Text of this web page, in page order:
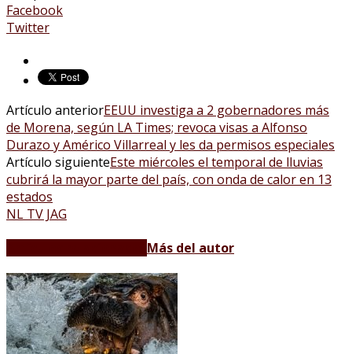
Facebook
Twitter
Artículo anteriorEEUU investiga a 2 gobernadores más
de Morena, según LA Times; revoca visas a Alfonso
Durazo y Américo Villarreal y les da permisos especiales
Artículo siguienteEste miércoles el temporal de lluvias
cubrirá la mayor parte del país, con onda de calor en 13
estados
NL TV JAG
Más del autor